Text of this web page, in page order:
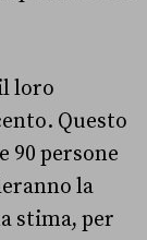
loro
Questo
90 persone
la
stima, per